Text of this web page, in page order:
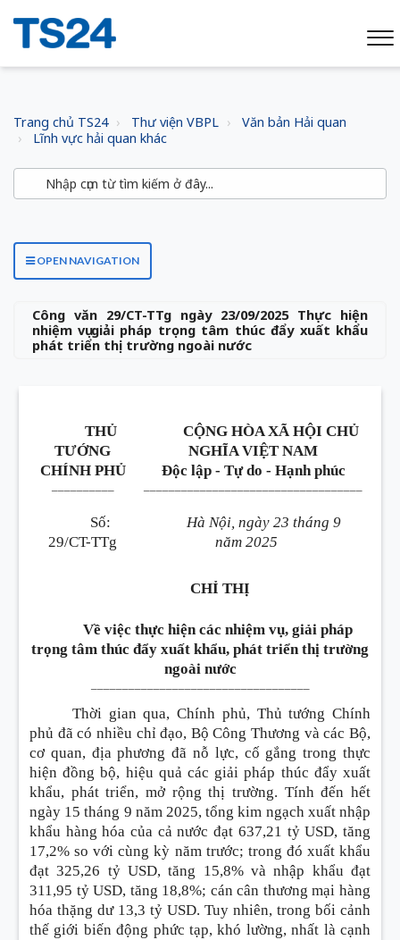
Trang chủ TS24 Thư viện VBPL
Văn bản Hải quan
Lĩnh vực hải quan khác
OPEN NAVIGATION
Công văn 29/CT-TTg ngày 23/09/2025 Thực hiện
nhiệm vụ giải pháp trọng tâm thúc đẩy xuất khẩu
phát triển thị trường ngoài nước
THỦ
TƯỚNG
CHÍNH PHỦ
CỘNG HÒA XÃ HỘI CHỦ
NGHĨA VIỆT NAM
Độc lập - Tự do - Hạnh phúc
Số:
29/CT-TTg
Hà Nội, ngày 23 tháng 9
năm 2025
CHỈ THỊ
Về việc thực hiện các nhiệm vụ, giải pháp
trọng tâm thúc đẩy xuất khẩu, phát triển thị trường
ngoài nước
Thời gian qua, Chính phủ, Thủ tướng Chính
phủ đã có nhiều chỉ đạo, Bộ Công Thương và các Bộ,
cơ quan, địa phương đã nỗ lực, cố gắng trong thực
hiện đồng bộ, hiệu quả các giải pháp thúc đẩy xuất
khẩu, phát triển, mở rộng thị trường. Tính đến hết
ngày 15 tháng 9 năm 2025, tổng kim ngạch xuất nhập
khẩu hàng hóa của cả nước đạt 637,21 tỷ USD, tăng
17,2% so với cùng kỳ năm trước; trong đó xuất khẩu
đạt 325,26 tỷ USD, tăng 15,8% và nhập khẩu đạt
311,95 tỷ USD, tăng 18,8%; cán cân thương mại hàng
hóa thặng dư 13,3 tỷ USD. Tuy nhiên, trong bối cảnh
thế giới biến động phức tạp, khó lường, nhất là cạnh